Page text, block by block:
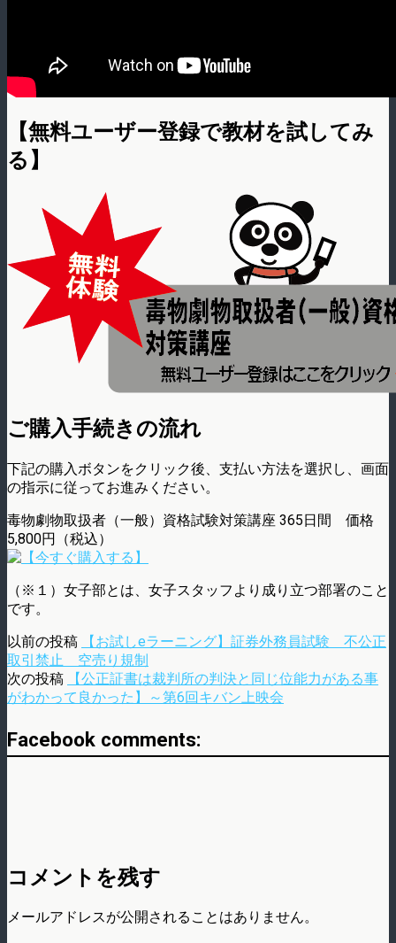
【無料ユーザー登録で教材を試してみ
る】
ご購入手続きの流れ
下記の購入ボタンをクリック後、支払い方法を選択し、画面
の指示に従ってお進みください。
毒物劇物取扱者（一般）資格試験対策講座 365日間 価格
5,800円（税込）
（※１）女子部とは、女子スタッフより成り立つ部署のこと
です。
以前の投稿
【お試しeラーニング】証券外務員試験 不公正
取引禁止 空売り規制
次の投稿
【公正証書は裁判所の判決と同じ位能力がある事
がわかって良かった】～第6回キバン上映会
Facebook comments:
コメントを残す
メールアドレスが公開されることはありません。